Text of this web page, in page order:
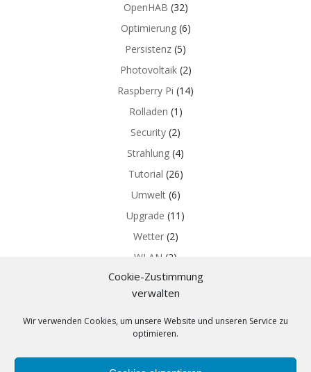
Cookie-Zustimmung
verwalten
Wir verwenden Cookies, um unsere Website und unseren Service zu
optimieren.
OpenHAB (32)
Optimierung(6)
Persistenz (5)
Photovoltaik(2)
Raspberry Pi (14)
Rolladen (1)
Security (2)
Strahlung (4)
Tutorial (26)
Umwelt(6)
Upgrade (11)
Wetter(2)
WLAN (2)
Z-WAVE(5)